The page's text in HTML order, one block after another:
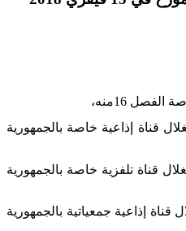
على إجازة إحداث واستغلال قناة إذاعية خاصة بالجمهورية
على إجازة إحداث واستغلال قناة تلفزية خاصة بالجمهورية
على إجازة إحداث واستغلال قناة إذاعية جمعياتية بالجمهورية